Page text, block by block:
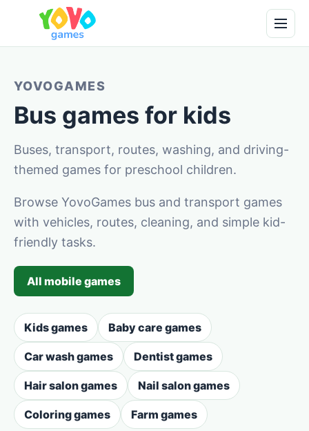
YOVOGAMES
Bus games for kids
Buses, transport, routes, washing, and driving-
themed games for preschool children.
Browse YovoGames bus and transport games
with vehicles, routes, cleaning, and simple kid-
friendly tasks.
All mobile games
Kids games Baby care games
Car wash games Dentist games
Hair salon games Nail salon games
Coloring games Farm games